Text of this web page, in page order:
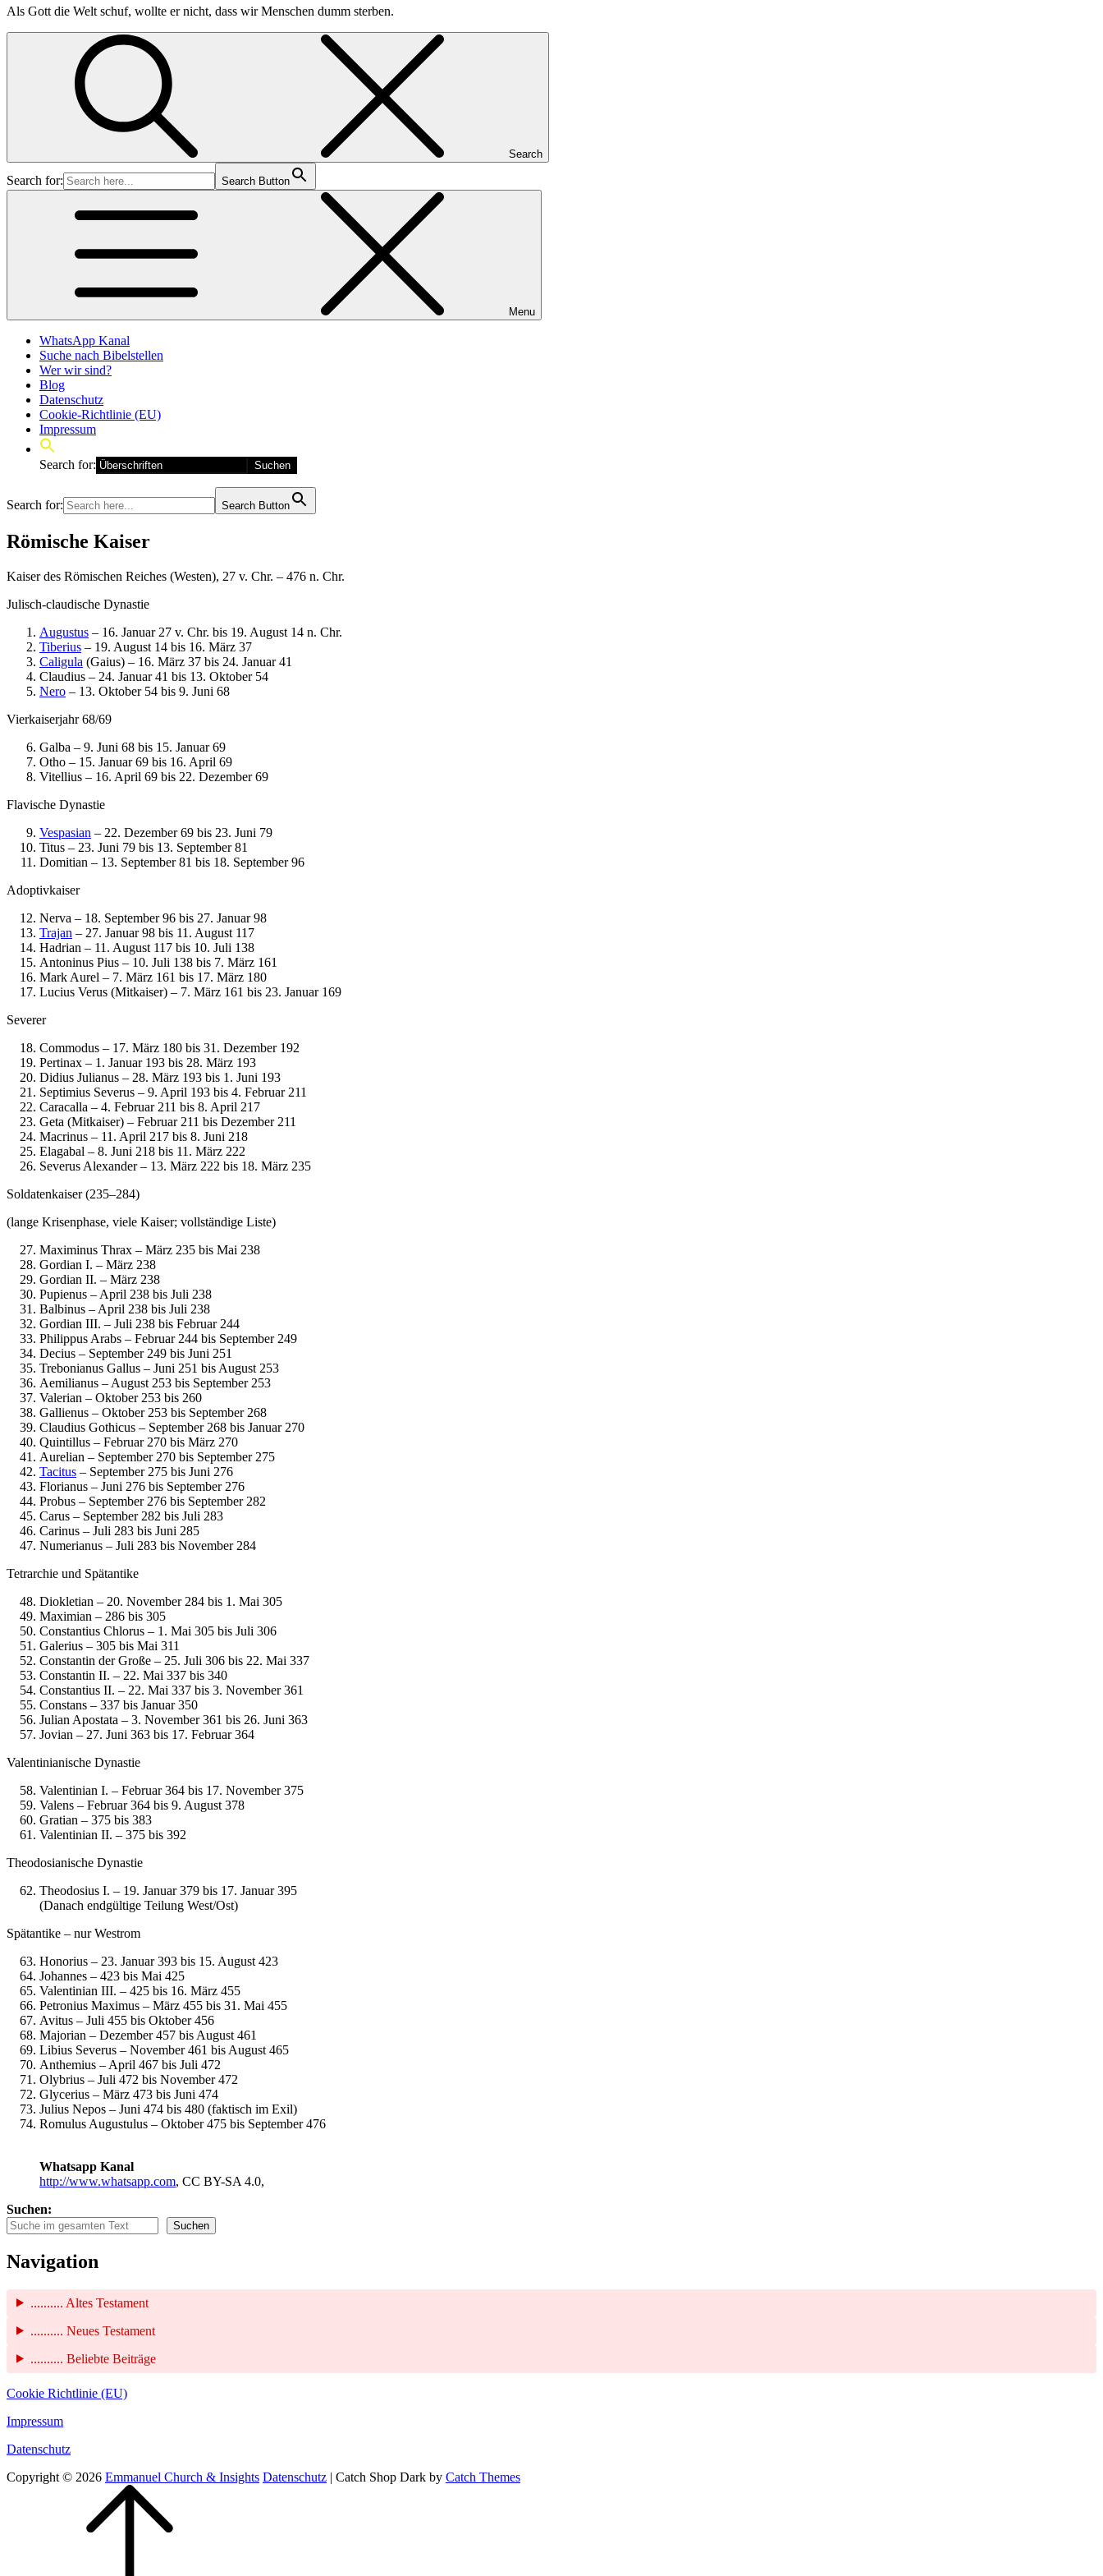
Als Gott die Welt schuf, wollte er nicht, dass wir Menschen dumm sterben.
Search
Search for: Search Button
Menu
WhatsApp Kanal
Suche nach Bibelstellen
Wer wir sind?
Blog
Datenschutz
Cookie-Richtlinie (EU)
Impressum
Search for:
Search for: Search Button
Römische Kaiser
Kaiser des Römischen Reiches (Westen), 27 v. Chr. – 476 n. Chr.
Julisch-claudische Dynastie
Augustus – 16. Januar 27 v. Chr. bis 19. August 14 n. Chr.
Tiberius – 19. August 14 bis 16. März 37
Caligula (Gaius) – 16. März 37 bis 24. Januar 41
Claudius – 24. Januar 41 bis 13. Oktober 54
Nero – 13. Oktober 54 bis 9. Juni 68
Vierkaiserjahr 68/69
Galba – 9. Juni 68 bis 15. Januar 69
Otho – 15. Januar 69 bis 16. April 69
Vitellius – 16. April 69 bis 22. Dezember 69
Flavische Dynastie
Vespasian – 22. Dezember 69 bis 23. Juni 79
Titus – 23. Juni 79 bis 13. September 81
Domitian – 13. September 81 bis 18. September 96
Adoptivkaiser
Nerva – 18. September 96 bis 27. Januar 98
Trajan – 27. Januar 98 bis 11. August 117
Hadrian – 11. August 117 bis 10. Juli 138
Antoninus Pius – 10. Juli 138 bis 7. März 161
Mark Aurel – 7. März 161 bis 17. März 180
Lucius Verus (Mitkaiser) – 7. März 161 bis 23. Januar 169
Severer
Commodus – 17. März 180 bis 31. Dezember 192
Pertinax – 1. Januar 193 bis 28. März 193
Didius Julianus – 28. März 193 bis 1. Juni 193
Septimius Severus – 9. April 193 bis 4. Februar 211
Caracalla – 4. Februar 211 bis 8. April 217
Geta (Mitkaiser) – Februar 211 bis Dezember 211
Macrinus – 11. April 217 bis 8. Juni 218
Elagabal – 8. Juni 218 bis 11. März 222
Severus Alexander – 13. März 222 bis 18. März 235
Soldatenkaiser (235–284)
(lange Krisenphase, viele Kaiser; vollständige Liste)
Maximinus Thrax – März 235 bis Mai 238
Gordian I. – März 238
Gordian II. – März 238
Pupienus – April 238 bis Juli 238
Balbinus – April 238 bis Juli 238
Gordian III. – Juli 238 bis Februar 244
Philippus Arabs – Februar 244 bis September 249
Decius – September 249 bis Juni 251
Trebonianus Gallus – Juni 251 bis August 253
Aemilianus – August 253 bis September 253
Valerian – Oktober 253 bis 260
Gallienus – Oktober 253 bis September 268
Claudius Gothicus – September 268 bis Januar 270
Quintillus – Februar 270 bis März 270
Aurelian – September 270 bis September 275
Tacitus – September 275 bis Juni 276
Florianus – Juni 276 bis September 276
Probus – September 276 bis September 282
Carus – September 282 bis Juli 283
Carinus – Juli 283 bis Juni 285
Numerianus – Juli 283 bis November 284
Tetrarchie und Spätantike
Diokletian – 20. November 284 bis 1. Mai 305
Maximian – 286 bis 305
Constantius Chlorus – 1. Mai 305 bis Juli 306
Galerius – 305 bis Mai 311
Constantin der Große – 25. Juli 306 bis 22. Mai 337
Constantin II. – 22. Mai 337 bis 340
Constantius II. – 22. Mai 337 bis 3. November 361
Constans – 337 bis Januar 350
Julian Apostata – 3. November 361 bis 26. Juni 363
Jovian – 27. Juni 363 bis 17. Februar 364
Valentinianische Dynastie
Valentinian I. – Februar 364 bis 17. November 375
Valens – Februar 364 bis 9. August 378
Gratian – 375 bis 383
Valentinian II. – 375 bis 392
Theodosianische Dynastie
Theodosius I. – 19. Januar 379 bis 17. Januar 395
(Danach endgültige Teilung West/Ost)
Spätantike – nur Westrom
Honorius – 23. Januar 393 bis 15. August 423
Johannes – 423 bis Mai 425
Valentinian III. – 425 bis 16. März 455
Petronius Maximus – März 455 bis 31. Mai 455
Avitus – Juli 455 bis Oktober 456
Majorian – Dezember 457 bis August 461
Libius Severus – November 461 bis August 465
Anthemius – April 467 bis Juli 472
Olybrius – Juli 472 bis November 472
Glycerius – März 473 bis Juni 474
Julius Nepos – Juni 474 bis 480 (faktisch im Exil)
Romulus Augustulus – Oktober 475 bis September 476
Whatsapp Kanal
http://www.whatsapp.com, CC BY-SA 4.0,
Suchen:
Suchen
Navigation
.......... Altes Testament
.......... Neues Testament
.......... Beliebte Beiträge
Cookie Richtlinie (EU)
Impressum
Datenschutz
Copyright © 2026 Emmanuel Church & Insights Datenschutz | Catch Shop Dark by Catch Themes